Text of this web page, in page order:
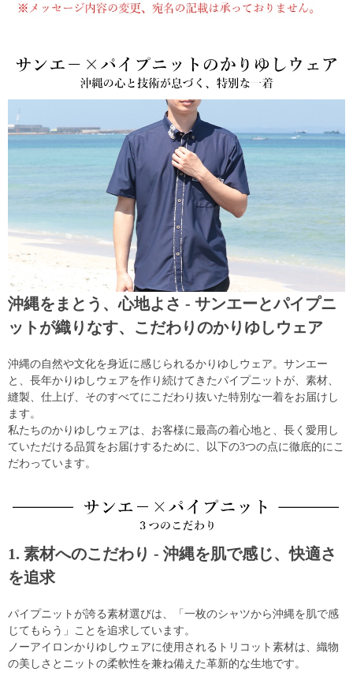
沖縄をまとう、心地よさ - サンエーとパイプニ
ットが織りなす、こだわりのかりゆしウェア
沖縄の自然や文化を身近に感じられるかりゆしウェア。サンエー
と、長年かりゆしウェアを作り続けてきたパイプニットが、素材、
縫製、仕上げ、そのすべてにこだわり抜いた特別な一着をお届けし
ます。
私たちのかりゆしウェアは、お客様に最高の着心地と、長く愛用し
ていただける品質をお届けするために、以下の3つの点に徹底的にこ
だわっています。
1. 素材へのこだわり - 沖縄を肌で感じ、快適さ
を追求
パイプニットが誇る素材選びは、「一枚のシャツから沖縄を肌で感
じてもらう」ことを追求しています。
ノーアイロンかりゆしウェアに使用されるトリコット素材は、織物
の美しさとニットの柔軟性を兼ね備えた革新的な生地です。